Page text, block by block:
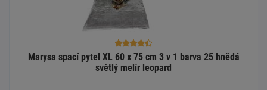
Marysa spací pytel XL 60 x 75 cm 3 v 1 barva 25 hnědá
světlý melír leopard